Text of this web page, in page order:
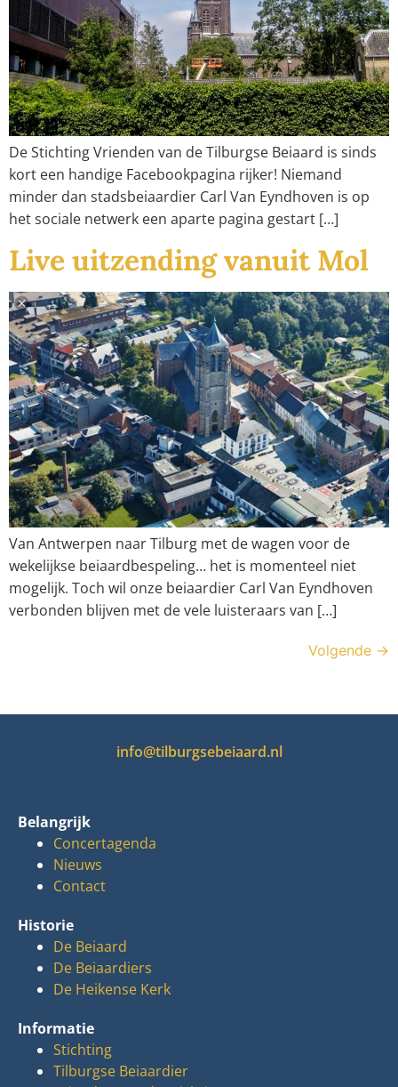
De Stichting Vrienden van de Tilburgse Beiaard is sinds
kort een handige Facebookpagina rijker! Niemand
minder dan stadsbeiaardier Carl Van Eyndhoven is op
het sociale netwerk een aparte pagina gestart […]
Live uitzending vanuit Mol
Van Antwerpen naar Tilburg met de wagen voor de
wekelijkse beiaardbespeling… het is momenteel niet
mogelijk. Toch wil onze beiaardier Carl Van Eyndhoven
verbonden blijven met de vele luisteraars van […]
Volgende →
info@tilburgsebeiaard.nl
Belangrijk
Concertagenda
Nieuws
Contact
Historie
De Beiaard
De Beiaardiers
De Heikense Kerk
Informatie
Stichting
Tilburgse Beiaardier